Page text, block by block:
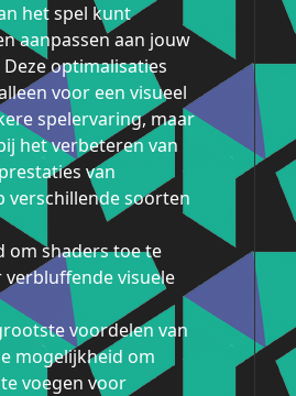
het spel kunt
aanpassen aan jouw
optimalisaties
voor een visueel
spelervaring, maar
het verbeteren van
van
verschillende soorten
om shaders toe te
verbluffende visuele
voordelen van
mogelijkheid om
voegen voor